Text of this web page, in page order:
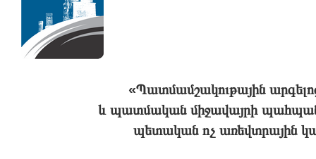
«Պատմամշակութային
և պատմական միջավայրի
պետական ոչ առեվտրային